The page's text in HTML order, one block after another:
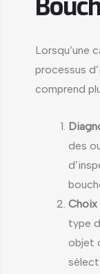
Lorsqu’une
processus
comprend
des
Choix
type
objet